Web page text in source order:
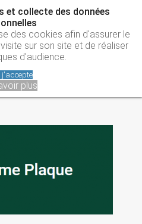
et collecte des données
des cookies afin d'assurer le
sur son site et de réaliser
d'audience.
j'accepte
plus